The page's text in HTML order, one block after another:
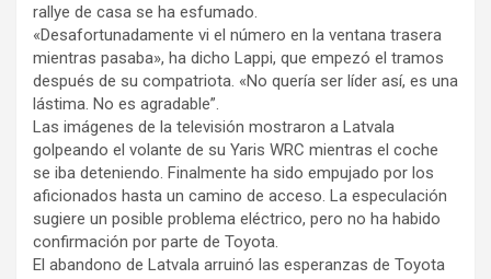
rallye de casa se ha esfumado.
«Desafortunadamente vi el número en la ventana trasera
mientras pasaba», ha dicho Lappi, que empezó el tramos
después de su compatriota. «No quería ser líder así, es una
lástima. No es agradable”.
Las imágenes de la televisión mostraron a Latvala
golpeando el volante de su Yaris WRC mientras el coche
se iba deteniendo. Finalmente ha sido empujado por los
aficionados hasta un camino de acceso. La especulación
sugiere un posible problema eléctrico, pero no ha habido
confirmación por parte de Toyota.
El abandono de Latvala arruinó las esperanzas de Toyota